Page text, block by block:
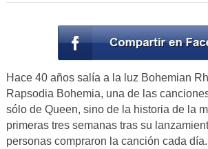
Hace 40 años salía a la luz Bohemian
Rapsodia Bohemia, una de las
sólo de Queen, sino de la historia de la
primeras tres semanas tras su
personas compraron la canción cada